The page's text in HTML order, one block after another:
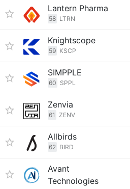
Lantern Pharma
58 LTRN
Knightscope
59 KSCP
SIMPPLE
60 SPPL
Zenvia
61 ZENV
Allbirds
62 BIRD
Avant
Technologies